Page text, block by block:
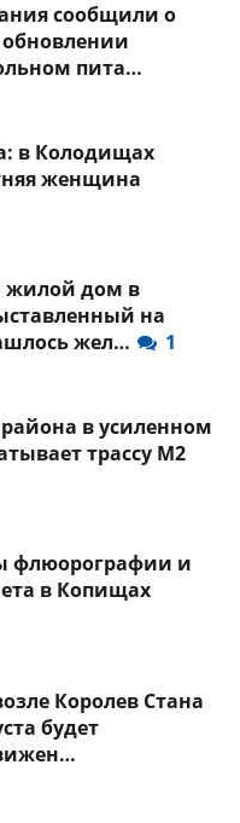
сообщили о
пита…
в Колодищах
женщина
жилой дом в
на
жел…
1
в усиленном
трассу М2
флюорографии и
в Копищах
Королев Стана
будет